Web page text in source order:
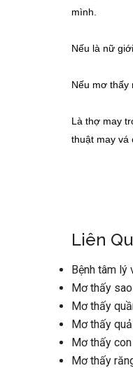
mình.
Nếu là nữ
Nếu mơ thấy
Là thợ may
thuật may vá
Liên
Bệnh tâm lý
Mơ thấy
Mơ thấy
Mơ thấy
Mơ thấy
Mơ thấy